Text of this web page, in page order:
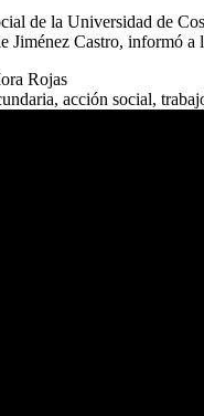
de la Universidad de
Jiménez Castro, informó a
Rojas
acción social,